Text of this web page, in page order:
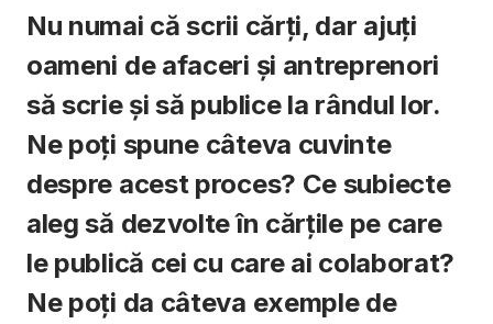
Nu numai că scrii cărți, dar ajuți
oameni de afaceri și antreprenori
să scrie și să publice la rândul lor.
Ne poți spune câteva cuvinte
despre acest proces? Ce subiecte
aleg să dezvolte în cărțile pe care
le publică cei cu care ai colaborat?
Ne poți da câteva exemple de